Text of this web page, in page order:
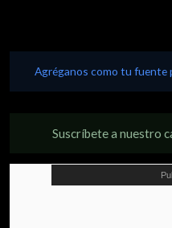
Agréganos como tu fuente
Suscríbete a nuestro